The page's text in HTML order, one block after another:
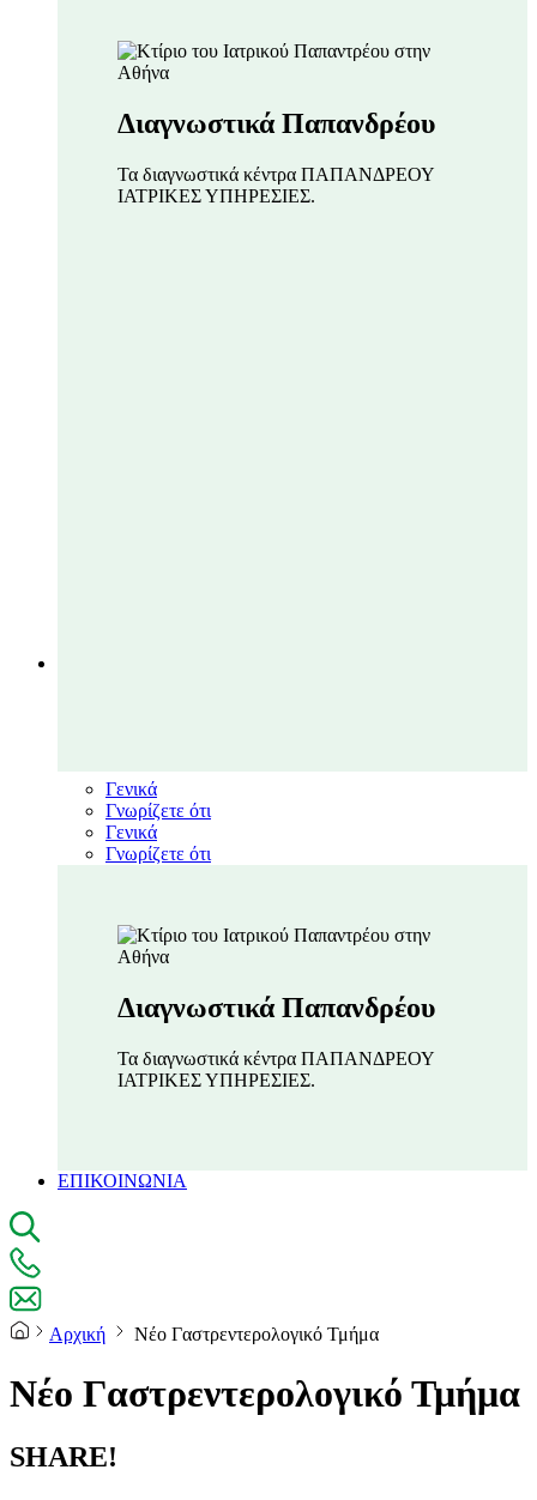
Διαγνωστικά Παπανδρέου
Τα διαγνωστικά κέντρα ΠΑΠΑΝΔΡΕΟΥ
ΙΑΤΡΙΚΕΣ ΥΠΗΡΕΣΙΕΣ.
Γενικά
Γνωρίζετε ότι
Γενικά
Γνωρίζετε ότι
Διαγνωστικά Παπανδρέου
Τα διαγνωστικά κέντρα ΠΑΠΑΝΔΡΕΟΥ
ΙΑΤΡΙΚΕΣ ΥΠΗΡΕΣΙΕΣ.
ΕΠΙΚΟΙΝΩΝΙΑ
Αρχική Νέο Γαστρεντερολογικό Τμήμα
Νέο Γαστρεντερολογικό Τμήμα
SHARE!